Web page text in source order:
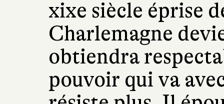
xixe siècle éprise
Charlemagne
obtiendra
pouvoir qui va